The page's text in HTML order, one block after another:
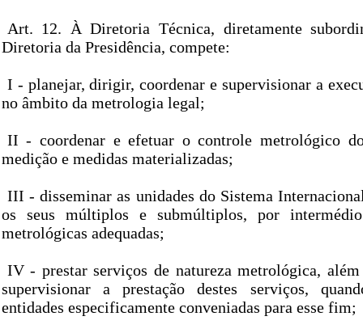
Art. 12. À Diretoria Técnica, diretamente
Diretoria da Presidência, compete:
I - planejar, dirigir, coordenar e supervisionar a
no âmbito da metrologia legal;
II - coordenar e efetuar o controle metrológico
medição e medidas materializadas;
III - disseminar as unidades do Sistema
os seus múltiplos e submúltiplos, por
metrológicas adequadas;
IV - prestar serviços de natureza metrológica,
supervisionar a prestação destes serviços,
entidades especificamente conveniadas para esse fim;